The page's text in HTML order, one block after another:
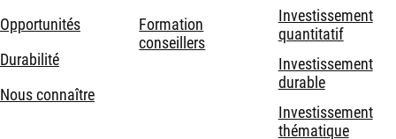
Opportunités
Durabilité
Nous connaître
Formation
conseillers
Investissement
quantitatif
Investissement
durable
Investissement
thématique